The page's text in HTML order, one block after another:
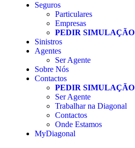
Seguros
Particulares
Empresas
PEDIR SIMULAÇÃO
Sinistros
Agentes
Ser Agente
Sobre Nós
Contactos
PEDIR SIMULAÇÃO
Ser Agente
Trabalhar na Diagonal
Contactos
Onde Estamos
MyDiagonal